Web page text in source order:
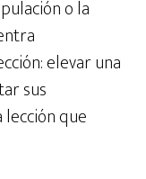
o la
elevar una
sus
que